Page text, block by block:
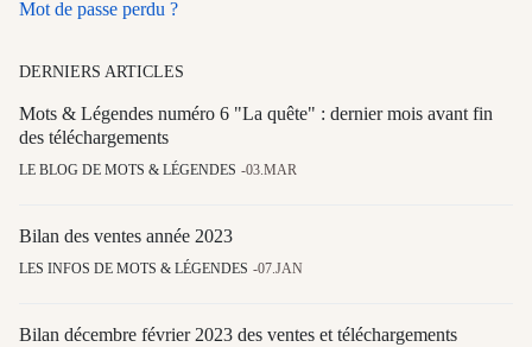
Mot de passe perdu ?
DERNIERS ARTICLES
Mots & Légendes numéro 6 "La quête" : dernier mois avant fin
des téléchargements
LE BLOG DE MOTS & LÉGENDES 03.MAR
Bilan des ventes année 2023
LES INFOS DE MOTS & LÉGENDES 07.JAN
Bilan décembre février 2023 des ventes et téléchargements